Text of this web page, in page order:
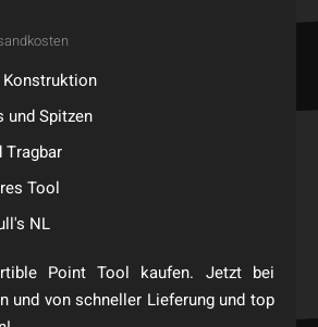
und Spitzen
Tragbar
Tool
NL
Point Tool kaufen. Jetzt bei
und von schneller Lieferung und top